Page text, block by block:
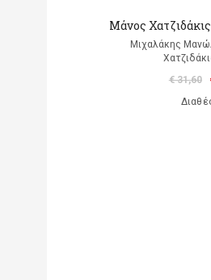
Μάνος
Μιχαλάκης
€ 31,60